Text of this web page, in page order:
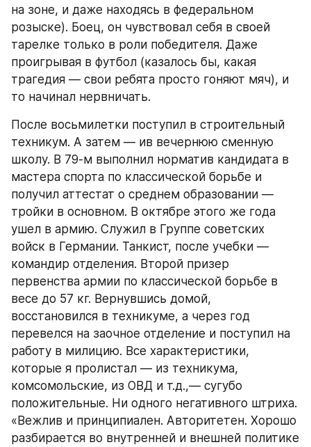
на зоне, и даже находясь в федеральном
розыске). Боец, он чувствовал себя в своей
тарелке только в роли победителя. Даже
проигрывая в футбол (казалось бы, какая
трагедия — свои ребята просто гоняют мяч), и
то начинал нервничать.
После восьмилетки поступил в строительный
техникум. А затем — ив вечернюю сменную
школу. В 79-м выполнил норматив кандидата в
мастера спорта по классической борьбе и
получил аттестат о среднем образовании —
тройки в основном. В октябре этого же года
ушел в армию. Служил в Группе советских
войск в Германии. Танкист, после учебки —
командир отделения. Второй призер
первенства армии по классической борьбе в
весе до 57 кг. Вернувшись домой,
восстановился в техникуме, а через год
перевелся на заочное отделение и поступил на
работу в милицию. Все характеристики,
которые я пролистал — из техникума,
комсомольские, из ОВД и т.д.,— сугубо
положительные. Ни одного негативного штриха.
«Вежлив и принципиален. Авторитетен. Хорошо
разбирается во внутренней и внешней политике